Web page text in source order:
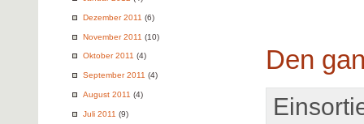
Dezember 2011 (6)
November 2011 (10)
Oktober 2011 (4)
September 2011 (4)
August 2011 (4)
Juli 2011 (9)
Den